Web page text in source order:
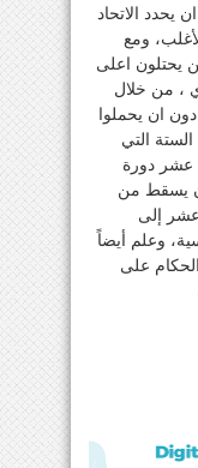
يحدد الاتحاد
ومع
يحتلون اعلى
، من خلال
ان يحملوا
التي
عشر دورة
يسقط من
عشر إلى
وعلم أيضاً
على